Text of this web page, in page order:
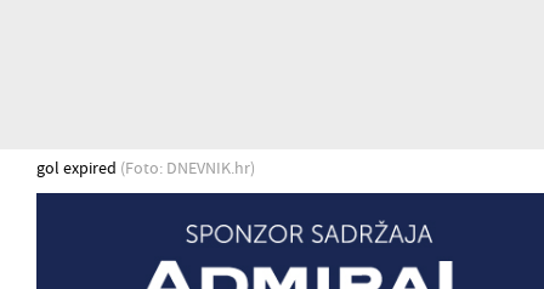
gol expired (Foto: DNEVNIK.hr)